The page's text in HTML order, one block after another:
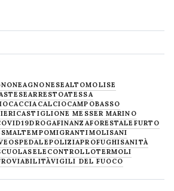
AGNONESEALTOMOLISE
ARRESTOATESSA
CACCIACALCIOCAMPOBASSO
CASTIGLIONE MESSER MARINO
DROGAFINANZAFORESTALE FURTO
MALTEMPOMIGRANTIMOLISANI
OSPEDALEPOLIZIAPROFUGHISANITÀ
SELECONTROLLOTERMOLI
VIABILITÀVIGILI DEL FUOCO